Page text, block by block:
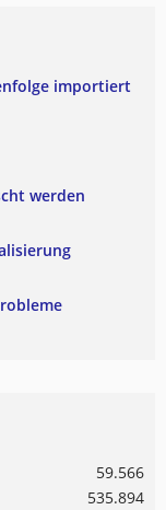
importiert
werden
59.566
535.894